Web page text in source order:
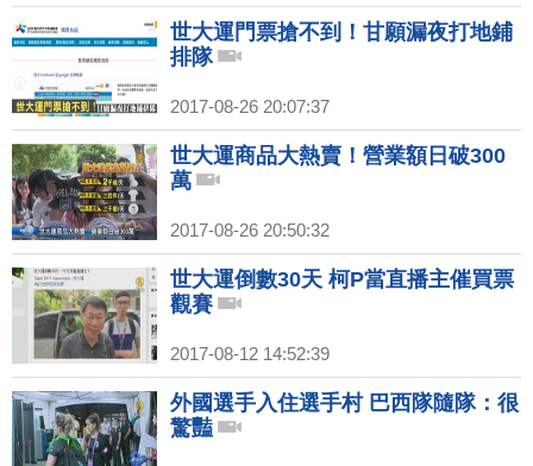
世大運門票搶不到！甘願漏夜打地鋪
排隊
2017-08-26 20:07:37
世大運商品大熱賣！營業額日破300
萬
2017-08-26 20:50:32
世大運倒數30天 柯P當直播主催買票
觀賽
2017-08-12 14:52:39
外國選手入住選手村 巴西隊隨隊：很
驚豔